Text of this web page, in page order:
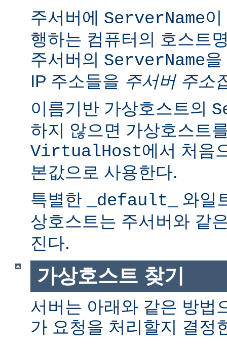
주서버에 ServerName
행하는 컴퓨터의 호스트
주서버의 ServerName
IP 주소들을 주서버 주소
이름기반 가상호스트의
하지 않으면 가상호스트
VirtualHost에서 처음
본값으로 사용한다.
특별한
_default_
와일
상호스트는 주서버와 같
진다.
가상호스트 찾기
서버는 아래와 같은 방법
가 요청을 처리할지 결정